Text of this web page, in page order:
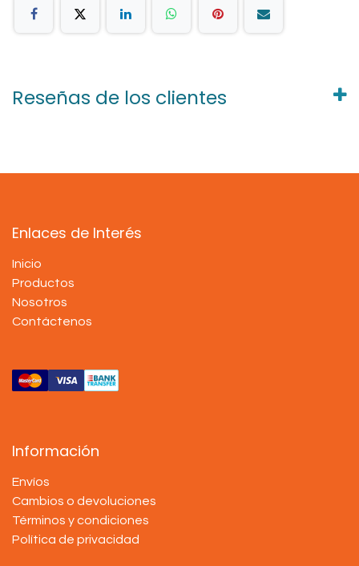
Reseñas de los clientes
Enlaces de Interés
Inicio
Productos
Nosotros
Contáctenos
Información
Envíos
Cambios o devoluciones
Términos y condiciones
Política de privacidad